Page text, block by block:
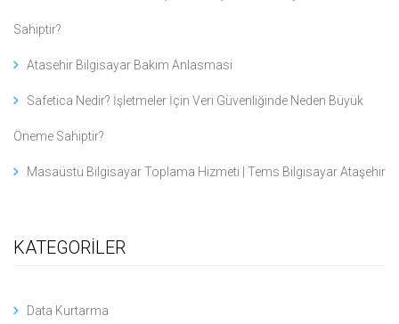
Sahiptir?
Atasehir Bilgisayar Bakım Anlasmasi
Safetica Nedir? İşletmeler İçin Veri Güvenliğinde Neden Büyük
Öneme Sahiptir?
Masaüstü Bilgisayar Toplama Hizmeti | Tems Bilgisayar Ataşehir
KATEGORİLER
Data Kurtarma